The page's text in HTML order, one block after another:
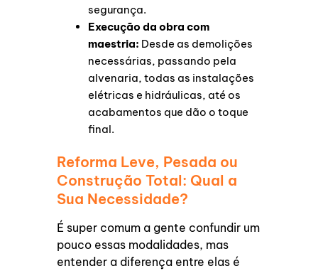
segurança.
Execução da obra com
maestria: Desde as demolições
necessárias, passando pela
alvenaria, todas as instalações
elétricas e hidráulicas, até os
acabamentos que dão o toque
final.
Reforma Leve, Pesada ou
Construção Total: Qual a
Sua Necessidade?
É super comum a gente confundir um
pouco essas modalidades, mas
entender a diferença entre elas é